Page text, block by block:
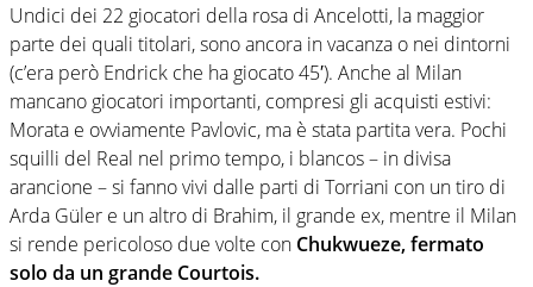
Undici dei 22 giocatori della rosa di Ancelotti, la maggior
parte dei quali titolari, sono ancora in vacanza o nei dintorni
(c’era però Endrick che ha giocato 45′). Anche al Milan
mancano giocatori importanti, compresi gli acquisti estivi:
Morata e ovviamente Pavlovic, ma è stata partita vera. Pochi
squilli del Real nel primo tempo, i blancos – in divisa
arancione – si fanno vivi dalle parti di Torriani con un tiro di
Arda Güler e un altro di Brahim, il grande ex, mentre il Milan
si rende pericoloso due volte con Chukwueze, fermato
solo da un grande Courtois.